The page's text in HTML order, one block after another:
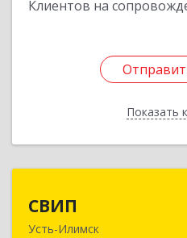
Клиентов на
Показать
СВИП
Усть-Илимск666685,